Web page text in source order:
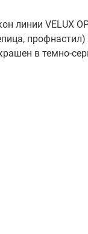
линии VELUX
в темно-